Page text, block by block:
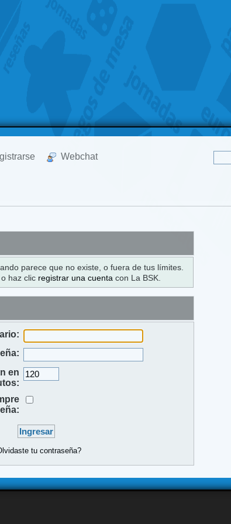
Webchat
parece que no existe, o fuera de tus límites.
haz clic registrar una cuenta con La BSK.
en
tu contraseña?